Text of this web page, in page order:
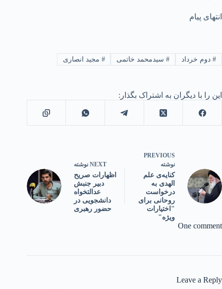
انتهای پیام
#دوم خرداد #سیدمحمد خاتمی # مجید انصاری
این را با دیگران به اشتراک بگذار:
PREVIOUS
نوشته
کنایه‌ی علم
الهدی به
درخواست
روحانی برای
"اختیارات
ویژه"
NEXT نوشته
اظهارات صریح
دبیر جنبش
عدالتخواه
دانشجویی در
حضور رهبری
One comment
Leave a Reply